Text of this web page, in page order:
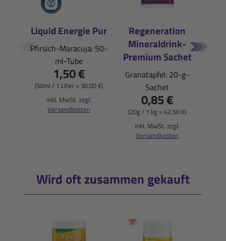
Liquid Energie Pur
Pfirsich-Maracuja: 50-
ml-Tube
1,50 €
(50ml / 1 Liter = 30,00 €)
inkl. MwSt. zzgl.
Versandkosten
Regeneration
Mineraldrink-
Premium Sachet
Granatapfel: 20-g-
Sachet
0,85 €
(20g / 1 kg = 42,50 €)
inkl. MwSt. zzgl.
Versandkosten
Wird oft zusammen gekauft